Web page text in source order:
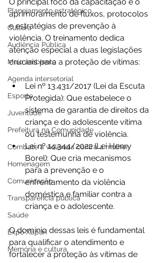
Planejamento estratégico
Cultura
Audiência Pública
Meio ambiente
Agenda intersetorial
Esporte
Juventude
Prefeitura na Comunidade
Combate à violência contra a mulher
Homenagem
Comunicação
Transparência pública
Saúde
Expo Xapuri
Memória e cultura
aprimoramento de fluxos, protocolos
e estratégias de prevenção à
violência. O treinamento dedica
atenção especial a duas legislações
cruciais para a proteção de vítimas:
Lei nº 13.431/2017 (Lei da Escuta
Protegida): Que estabelece o
sistema de garantia de direitos da
criança e do adolescente vítima
ou testemunha de violência.
Lei nº 14.344/2022 (Lei Henry
Borel): Que cria mecanismos
para a prevenção e o
enfrentamento da violência
doméstica e familiar contra a
criança e o adolescente.
O domínio dessas leis é fundamental
para qualificar o atendimento e
fortalecer a proteção às vítimas de